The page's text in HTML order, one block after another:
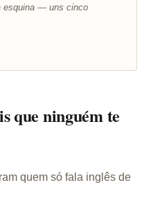
esquina — uns cinco
que ninguém te
quem só fala inglês de